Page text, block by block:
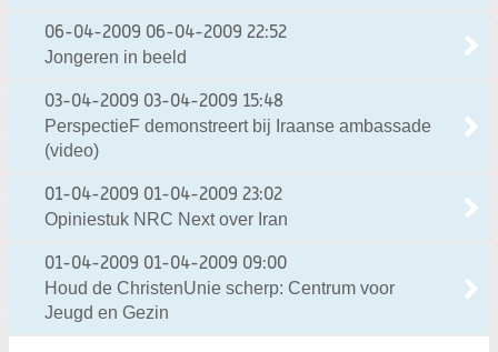
06-04-2009 06-04-2009 22:52
Jongeren in beeld
03-04-2009 03-04-2009 15:48
PerspectieF demonstreert bij Iraanse ambassade
(video)
01-04-2009 01-04-2009 23:02
Opiniestuk NRC Next over Iran
01-04-2009 01-04-2009 09:00
Houd de ChristenUnie scherp: Centrum voor
Jeugd en Gezin